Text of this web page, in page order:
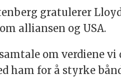
gratulerer
alliansen og USA.
om verdiene
ham for å styrke